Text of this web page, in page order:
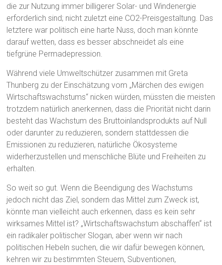
die zur Nutzung immer billigerer Solar- und Windenergie
erforderlich sind; nicht zuletzt eine CO2-Preisgestaltung. Das
letztere war politisch eine harte Nuss, doch man könnte
darauf wetten, dass es besser abschneidet als eine
tiefgrüne Permadepression.
Während viele Umweltschützer zusammen mit Greta
Thunberg zu der Einschätzung vom „Märchen des ewigen
Wirtschaftswachstums“ nicken würden, müssten die meisten
trotzdem natürlich anerkennen, dass die Priorität nicht darin
besteht das Wachstum des Bruttoinlandsprodukts auf Null
oder darunter zu reduzieren, sondern stattdessen die
Emissionen zu reduzieren, natürliche Ökosysteme
widerherzustellen und menschliche Blüte und Freiheiten zu
erhalten.
So weit so gut. Wenn die Beendigung des Wachstums
jedoch nicht das Ziel, sondern das Mittel zum Zweck ist,
könnte man vielleicht auch erkennen, dass es kein sehr
wirksames Mittel ist? „Wirtschaftswachstum abschaffen“ ist
ein radikaler politischer Slogan, aber wenn wir nach
politischen Hebeln suchen, die wir dafür bewegen können,
kehren wir zu bestimmten Steuern, Subventionen,